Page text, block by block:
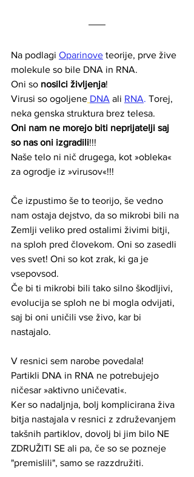
Na podlagi Oparinove teorije, prve žive
molekule so bile DNA in RNA.
Oni so nosilci življenja!
Virusi so ogoljene DNA ali RNA. Torej,
neka genska struktura brez telesa.
Oni nam ne morejo biti neprijatelji saj
so nas oni izgradili!!!
Naše telo ni nič drugega, kot »obleka«
za ogrodje iz »virusov«!!!
Če izpustimo še to teorijo, še vedno
nam ostaja dejstvo, da so mikrobi bili na
Zemlji veliko pred ostalimi živimi bitji,
na sploh pred človekom. Oni so zasedli
ves svet! Oni so kot zrak, ki ga je
vsepovsod.
Če bi ti mikrobi bili tako silno škodljivi,
evolucija se sploh ne bi mogla odvijati,
saj bi oni uničili vse živo, kar bi
nastajalo.
V resnici sem narobe povedala!
Partikli DNA in RNA ne potrebujejo
ničesar »aktivno uničevati«.
Ker so nadaljnja, bolj komplicirana živa
bitja nastajala v resnici z združevanjem
takšnih partiklov, dovolj bi jim bilo NE
ZDRUŽITI SE ali pa, če so se pozneje
"premislili", samo se razzdružiti.